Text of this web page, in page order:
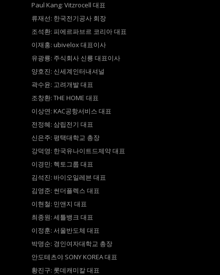
Paul Kang: Vitzrocell 대표
류재선: 한국전기공사 회장
조석환: 피에르파브르 코리아 대표
이재홍: ubivelox 대표이사
유광룡: 주식회사 신룡 대표이사
양호진: 신세계인터내셔널
곽수윤: 고려개발 대표
조창환: THE HOME 대표
이상연: KAC공항서비스 대표
전정혜: 삼립전기 대표
신은주: 평택대학교 총장
강덕영: 한국유나이트드제약 대표
이경민: 헥토그룹 대표
김석진: 바이오일레븐 대표
김영준: 썬더플렉스 대표
이현철: 민앤지 대표
최종원: 세틀뱅크 대표
이정훈: 서울반도체 대표
박명순: 경인여자대학교 총장
안도테츠야 SONY KOREA 대표
황진구: 롯데캐미칼 대표